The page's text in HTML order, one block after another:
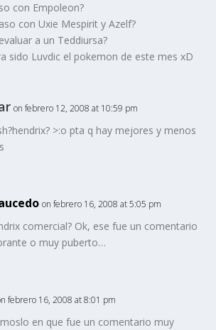
con Empoleon?
con Uxie Mespirit y Azelf?
a un Teddiursa?
sido Luvdic el pokemon de este mes xD
on febrero 12, 2008 at 10:59 pm
>:o pta q hay mejores y menos
on febrero 16, 2008 at 5:05 pm
comercial? Ok, ese fue un comentario
o muy puberto…
febrero 16, 2008 at 8:01 pm
en que fue un comentario muy